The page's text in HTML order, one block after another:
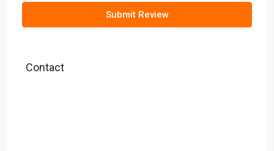
Submit Review
Contact